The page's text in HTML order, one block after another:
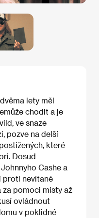
lety měl
chodit a je
ve snaze
pozve na delší
které
Dosud
Cashe a
proti nevítané
za pomoci místy až
ovládnout
v poklidné